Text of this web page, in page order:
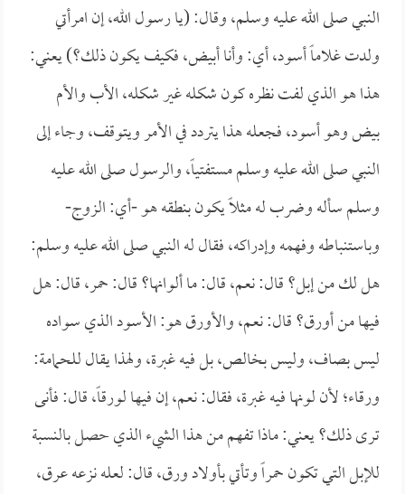
النبي صلى الله عليه وسلم، وقال: (يا رسول الله، إن امرأتي
ولدت غلاماً أسود، أي: وأنا أبيض، فكيف يكون ذلك؟) يعني:
هذا هو الذي لفت نظره كون شكله غير شكله، الأب والأم
بيض وهو أسود، فجعله هذا يتردد في الأمر ويتوقف، وجاء إلى
النبي صلى الله عليه وسلم مستفتياً، والرسول صلى الله عليه
وسلم سأله وضرب له مثلاً يكون بنطقه هو -أي: الزوج-
وباستنباطه وفهمه وإدراكه، فقال له النبي صلى الله عليه وسلم:
هل لك من إبل؟ قال: نعم، قال: ما ألوانها؟ قال: حمر، قال: هل
فيها من أورق؟ قال: نعم، والأورق هو: الأسود الذي سواده
ليس بصاف، وليس بخالص، بل فيه غبرة، ولهذا يقال للحمامة:
ورقاء؛ لأن لونها فيه غبرة، فقال: نعم، إن فيها لورقاً، قال: فأنى
ترى ذلك؟ يعني: ماذا تفهم من هذا الشيء الذي حصل بالنسبة
للإبل التي تكون حمراً وتأتي بأولاد ورق، قال: لعله نزعه عرق،